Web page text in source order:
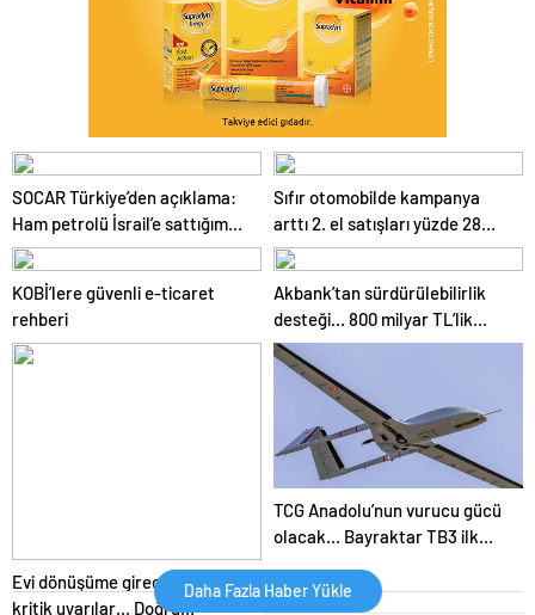
SOCAR Türkiye’den açıklama:
Ham petrolü İsrail’e sattığımız
yönündeki ithamlar asılsızdır
Sıfır otomobilde kampanya
arttı 2. el satışları yüzde 28
daraldı… İkinci el pazarına
‘kampanya’ freni
KOBİ’lere güvenli e-ticaret
rehberi
Akbank’tan sürdürülebilirlik
desteği… 800 milyar TL’lik
finansman sunacak
Evi dönüşüme girecekler için
kritik uyarılar… Doğru
TCG Anadolu’nun vurucu gücü
olacak… Bayraktar TB3 ilk
tamamladı
Daha Fazla Haber Yükle